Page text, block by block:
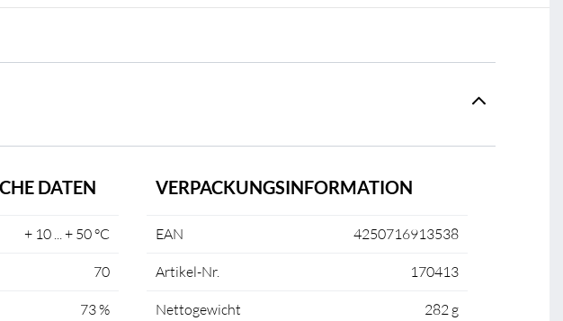
DATEN
+ 10 ... + 50 °C
70
73 %
VERPACKUNGSINFORMATION
EAN 4250716913538
Artikel-Nr. 170413
Nettogewicht 282 g